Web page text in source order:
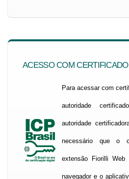
ACESSO COM
Para acessar com
autoridade
autoridade
necessário que o
extensão Fiorilli Web
navegador e o